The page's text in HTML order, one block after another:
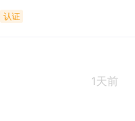
认证
1天前